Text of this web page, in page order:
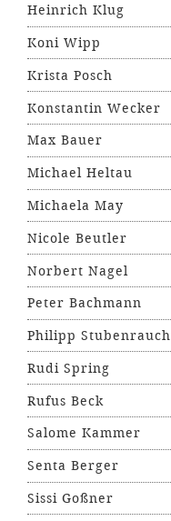
Heinrich Klug
Koni Wipp
Krista Posch
Konstantin Wecker
Max Bauer
Michael Heltau
Michaela May
Nicole Beutler
Norbert Nagel
Peter Bachmann
Philipp Stubenrauch
Rudi Spring
Rufus Beck
Salome Kammer
Senta Berger
Sissi Goßner